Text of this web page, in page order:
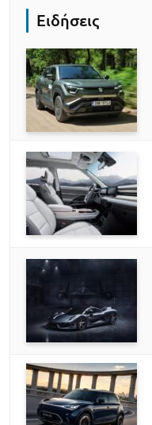
Ειδήσεις